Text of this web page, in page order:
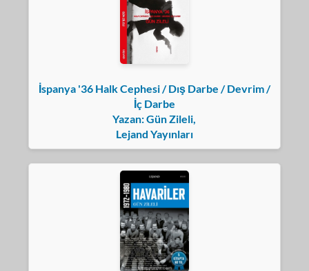
İspanya '36 Halk Cephesi / Dış Darbe / Devrim /
İç Darbe
Yazan: Gün Zileli,
Lejand Yayınları